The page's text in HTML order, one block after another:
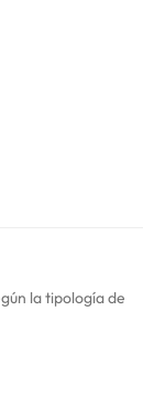
la tipología de